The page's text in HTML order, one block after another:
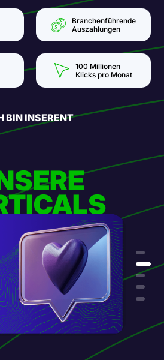
Branchenführende
Auszahlungen
100 Millionen
Klicks pro Monat
BIN INSERENT